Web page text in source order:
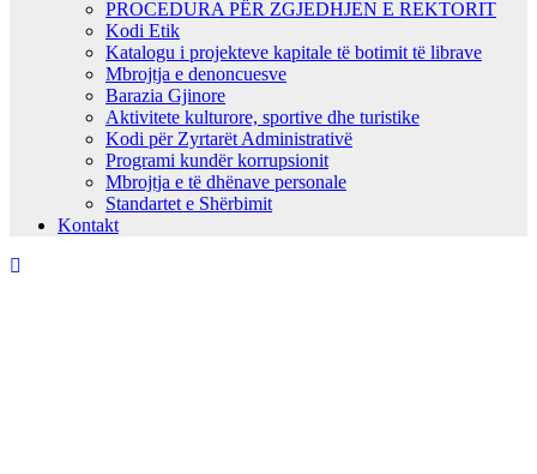
PROCEDURA PËR ZGJEDHJEN E REKTORIT
Kodi Etik
Katalogu i projekteve kapitale të botimit të librave
Mbrojtja e denoncuesve
Barazia Gjinore
Aktivitete kulturore, sportive dhe turistike
Kodi për Zyrtarët Administrativë
Programi kundër korrupsionit
Mbrojtja e të dhënave personale
Standartet e Shërbimit
Kontakt